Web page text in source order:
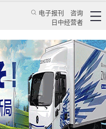
电子报刊
咨询
日中经营者
国需要习近平》出版